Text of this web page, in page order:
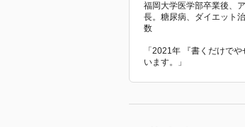
福岡大学医学部卒業後、
長。糖尿病、ダイエット
数
「2021年 『書くだけで
います。」